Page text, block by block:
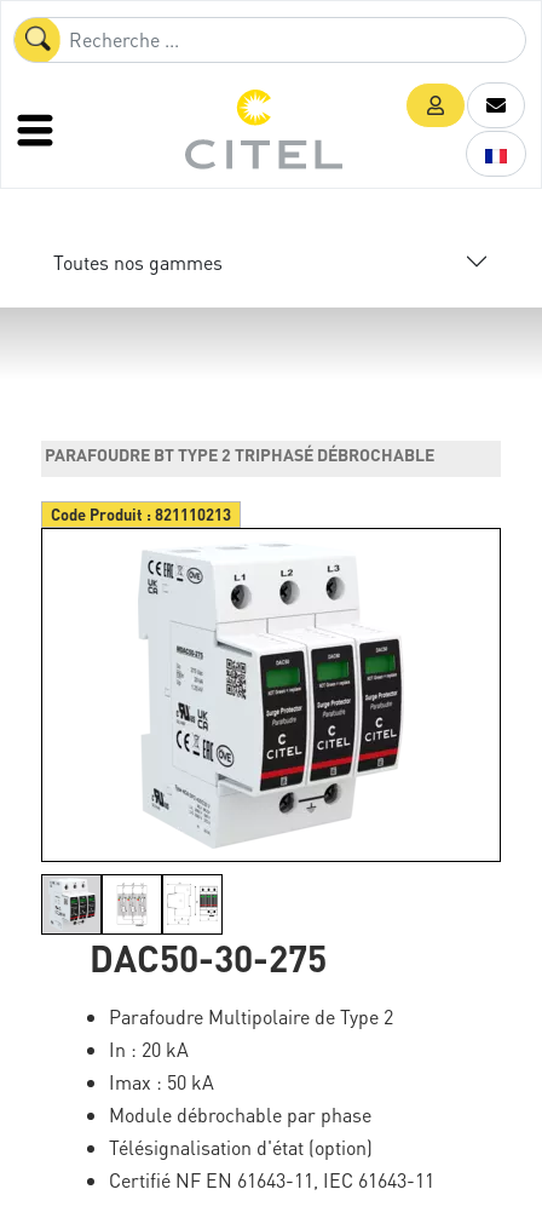
Toutes nos gammes
PARAFOUDRE BT TYPE 2 TRIPHASÉ DÉBROCHABLE
Code Produit :821110213
DAC50-30-275
Parafoudre Multipolaire de Type 2
In : 20 kA
Imax : 50 kA
Module débrochable par phase
Télésignalisation d'état (option)
Certifié NF EN 61643-11, IEC 61643-11